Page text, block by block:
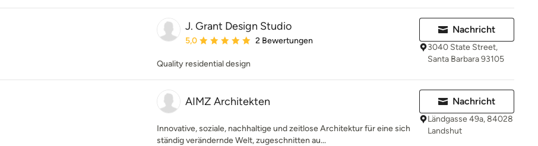
J. Grant Design Studio
Durchschnittliche Bewertung: 5 von 5 Sternen
5,0 2 Bewertungen
Quality residential design
Nachricht
3040 State Street,
Santa Barbara 93105
AIMZ Architekten
Innovative, soziale, nachhaltige und zeitlose Architektur für eine sich
ständig verändernde Welt, zugeschnitten au...
Nachricht
Ländgasse 49a, 84028
Landshut